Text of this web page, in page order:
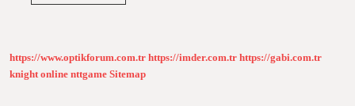
Mıdır
https://www.optikforum.com.tr https://imder.com.tr https://gabi.com.tr
knight online nttgame Sitemap